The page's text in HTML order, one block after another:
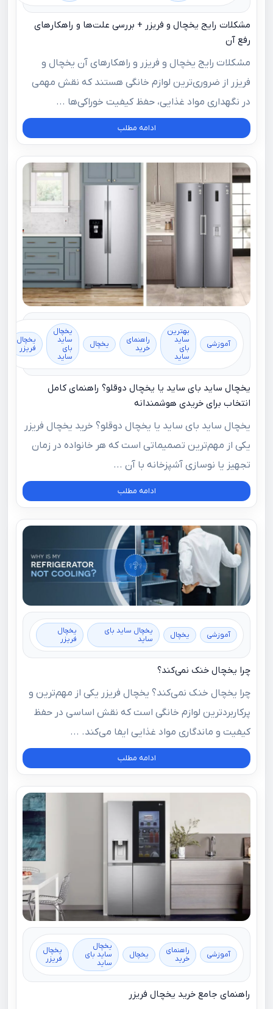
مشکلات رایج یخچال و فریزر + بررسی علت‌ها و راهکارهای
رفع آن
مشکلات رایج یخچال و فریزر و راهکارهای آن یخچال و
فریزر از ضروری‌ترین لوازم خانگی هستند که نقش مهمی
در نگهداری مواد غذایی، حفظ کیفیت خوراکی‌ها ...
ادامه مطلب
آموزشی
بهترین
ساید
بای
ساید
راهنمای
خرید
یخچال
یخچال
ساید
بای
ساید
یخچال
فریزر
یخچال ساید بای ساید یا یخچال دوقلو؟ راهنمای کامل
انتخاب برای خریدی هوشمندانه
یخچال ساید بای ساید یا یخچال دوقلو؟ خرید یخچال فریزر
یکی از مهم‌ترین تصمیماتی است که هر خانواده در زمان
تجهیز یا نوسازی آشپزخانه با آن ...
ادامه مطلب
آموزشی یخچال
یخچال ساید بای
ساید
یخچال
فریزر
چرا یخچال خنک نمی‌کند؟
چرا یخچال خنک نمی‌کند؟ یخچال فریزر یکی از مهم‌ترین و
پرکاربردترین لوازم خانگی است که نقش اساسی در حفظ
کیفیت و ماندگاری مواد غذایی ایفا می‌کند. ...
ادامه مطلب
آموزشی
راهنمای
خرید
یخچال
یخچال
ساید بای
ساید
یخچال
فریزر
راهنمای جامع خرید یخچال فریزر